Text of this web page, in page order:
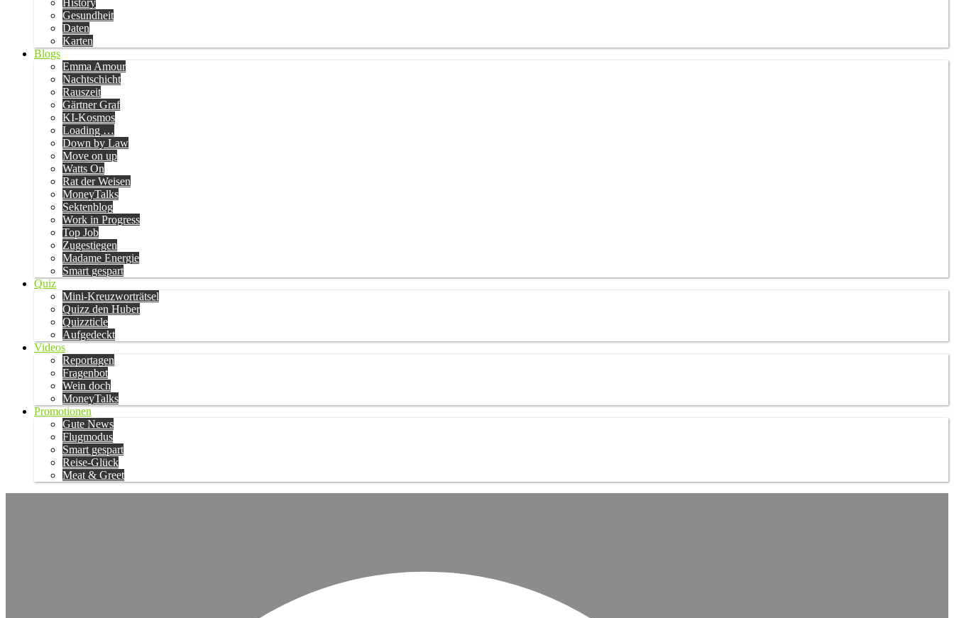
History
Gesundheit
Daten
Karten
Blogs
Emma Amour
Nachtschicht
Rauszeit
Gärtner Graf
KI-Kosmos
Loading …
Down by Law
Move on up
Watts On
Rat der Weisen
MoneyTalks
Sektenblog
Work in Progress
Top Job
Zugestiegen
Madame Energie
Smart gespart
Quiz
Mini-Kreuzworträtsel
Quizz den Huber
Quizzticle
Aufgedeckt
Videos
Reportagen
Fragenbot
Wein doch
MoneyTalks
Promotionen
Gute News
Flugmodus
Smart gespart
Reise-Glück
Meat & Greet